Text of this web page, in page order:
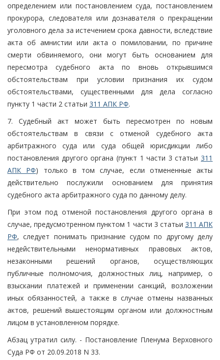
определением или постановлением суда, постановлением
прокурора, следователя или дознавателя о прекращении
уголовного дела за истечением срока давности, вследствие
акта об амнистии или акта о помиловании, по причине
смерти обвиняемого, они могут быть основанием для
пересмотра судебного акта по вновь открывшимся
обстоятельствам при условии признания их судом
обстоятельствами, существенными для дела согласно
пункту 1 части 2 статьи 311 АПК РФ.
7. Судебный акт может быть пересмотрен по новым
обстоятельствам в связи с отменой судебного акта
арбитражного суда или суда общей юрисдикции либо
постановления другого органа (пункт 1 части 3 статьи 311
АПК РФ) только в том случае, если отмененные акты
действительно послужили основанием для принятия
судебного акта арбитражного суда по данному делу.
При этом под отменой постановления другого органа в
случае, предусмотренном пунктом 1 части 3 статьи 311 АПК
РФ, следует понимать признание судом по другому делу
недействительными ненормативных правовых актов,
незаконными решений органов, осуществляющих
публичные полномочия, должностных лиц, например, о
взыскании платежей и применении санкций, возложении
иных обязанностей, а также в случае отмены названных
актов, решений вышестоящим органом или должностным
лицом в установленном порядке.
Абзац утратил силу. - Постановление Пленума Верховного
Суда РФ от 20.09.2018 N 33.